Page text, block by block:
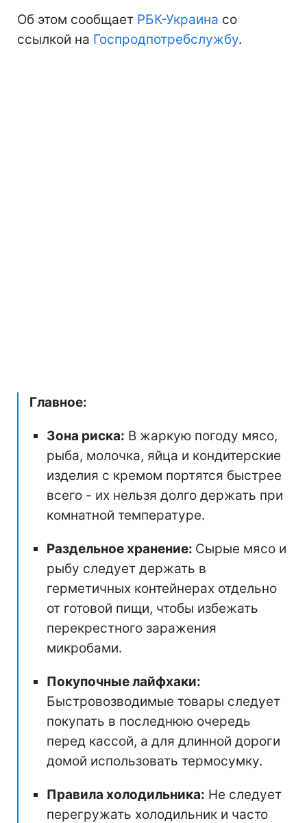
Об этом сообщает РБК-Украина со
ссылкой на Госпродпотребслужбу.
Главное:
Зона риска: В жаркую погоду мясо,
рыба, молочка, яйца и кондитерские
изделия с кремом портятся быстрее
всего - их нельзя долго держать при
комнатной температуре.
Раздельное хранение: Сырые мясо и
рыбу следует держать в
герметичных контейнерах отдельно
от готовой пищи, чтобы избежать
перекрестного заражения
микробами.
Покупочные лайфхаки:
Быстровозводимые товары следует
покупать в последнюю очередь
перед кассой, а для длинной дороги
домой использовать термосумку.
Правила холодильника: Не следует
перегружать холодильник и часто